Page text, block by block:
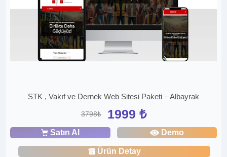
STK , Vakıf ve Dernek Web Sitesi Paketi – Albayrak
3798₺ 1999 ₺
Satın Al Demo
Ürün Detay